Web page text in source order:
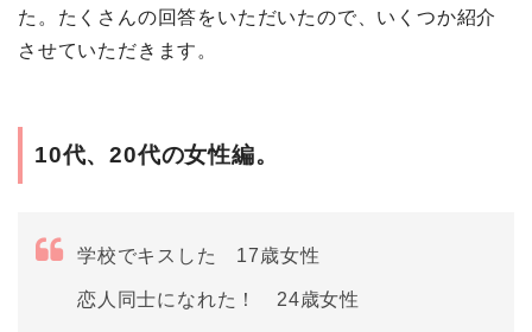
た。たくさんの回答をいただいたので、いくつか紹介
させていただきます。
10代、20代の女性編。
学校でキスした 17歳女性
恋人同士になれた！ 24歳女性